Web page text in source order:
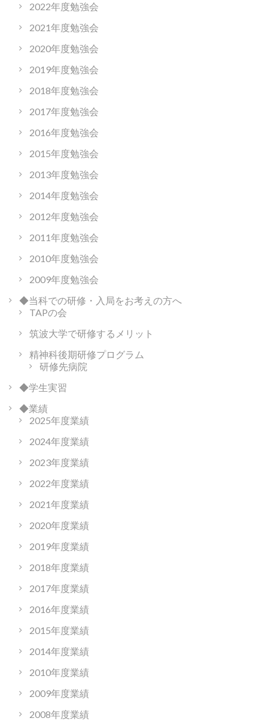
2022年度勉強会
2021年度勉強会
2020年度勉強会
2019年度勉強会
2018年度勉強会
2017年度勉強会
2016年度勉強会
2015年度勉強会
2013年度勉強会
2014年度勉強会
2012年度勉強会
2011年度勉強会
2010年度勉強会
2009年度勉強会
◆当科での研修・入局をお考えの方へ
TAPの会
筑波大学で研修するメリット
精神科後期研修プログラム
研修先病院
◆学生実習
◆業績
2025年度業績
2024年度業績
2023年度業績
2022年度業績
2021年度業績
2020年度業績
2019年度業績
2018年度業績
2017年度業績
2016年度業績
2015年度業績
2014年度業績
2010年度業績
2009年度業績
2008年度業績